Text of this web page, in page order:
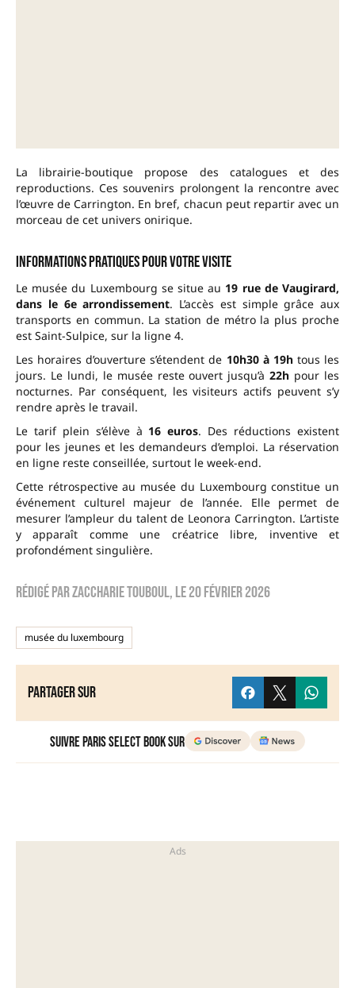
La librairie-boutique propose des catalogues et des
reproductions. Ces souvenirs prolongent la rencontre avec
l’œuvre de Carrington. En bref, chacun peut repartir avec un
morceau de cet univers onirique.
Informations pratiques pour votre visite
Le musée du Luxembourg se situe au 19 rue de Vaugirard,
dans le 6e arrondissement. L’accès est simple grâce aux
transports en commun. La station de métro la plus proche
est Saint-Sulpice, sur la ligne 4.
Les horaires d’ouverture s’étendent de 10h30 à 19htous les
jours. Le lundi, le musée reste ouvert jusqu’à22h pour les
nocturnes. Par conséquent, les visiteurs actifs peuvent s’y
rendre après le travail.
Le tarif plein s’élève à 16 euros. Des réductions existent
pour les jeunes et les demandeurs d’emploi. La réservation
en ligne reste conseillée, surtout le week-end.
Cette rétrospective au musée du Luxembourg constitue un
événement culturel majeur de l’année. Elle permet de
mesurer l’ampleur du talent de Leonora Carrington. L’artiste
y apparaît comme une créatrice libre, inventive et
profondément singulière.
Rédigé parzaccharie touboul, le20 février 2026
musée du luxembourg
Partager sur
Suivre Paris Select Book sur